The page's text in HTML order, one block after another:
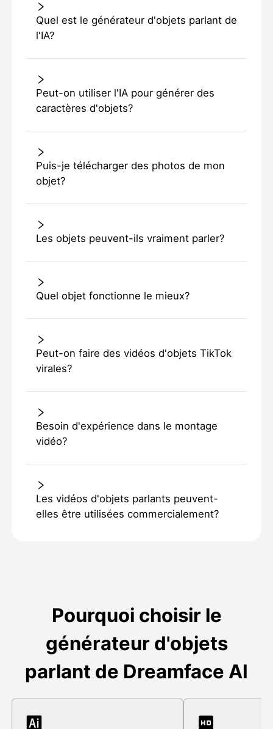
Quel est le générateur d'objets parlant de
l'IA?
Peut-on utiliser l'IA pour générer des
caractères d'objets?
Puis-je télécharger des photos de mon
objet?
Les objets peuvent-ils vraiment parler?
Quel objet fonctionne le mieux?
Peut-on faire des vidéos d'objets TikTok
virales?
Besoin d'expérience dans le montage
vidéo?
Les vidéos d'objets parlants peuvent-
elles être utilisées commercialement?
Pourquoi choisir le
générateur d'objets
parlant de Dreamface AI